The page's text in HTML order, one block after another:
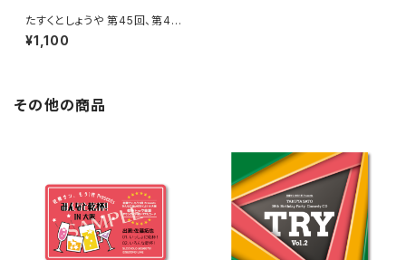
たすくとしょうや 第45回、第46
回 ブロマイド 2
¥1,100
その他の商品